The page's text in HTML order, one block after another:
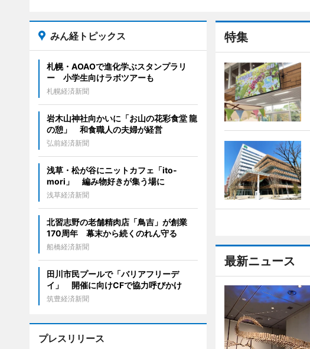
特集
最新ニュース
みん経トピックス
札幌・AOAOで進化学ぶスタンプラリ
ー 小学生向けラボツアーも
札幌経済新聞
岩木山神社向かいに「お山の花彩食堂 龍
の憩」 和食職人の夫婦が経営
弘前経済新聞
浅草・松が谷にニットカフェ「ito-
mori」 編み物好きが集う場に
浅草経済新聞
北習志野の老舗精肉店「鳥吉」が創業
170周年 幕末から続くのれん守る
船橋経済新聞
田川市民プールで「バリアフリーデ
イ」 開催に向けCFで協力呼びかけ
筑豊経済新聞
プレスリリース